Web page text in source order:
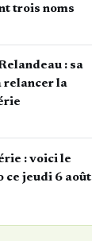
trois noms
: sa
relancer la
: voici le
ce jeudi 6 août